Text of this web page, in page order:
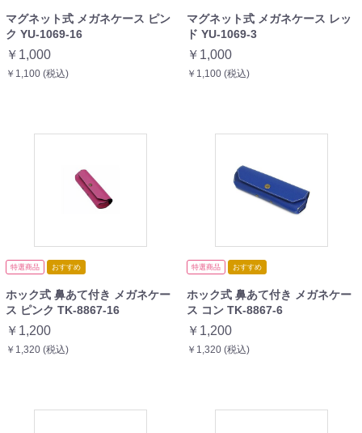
マグネット式 メガネケース ピン
ク YU-1069-16
￥1,000
￥1,100 (税込)
マグネット式 メガネケース レッ
ド YU-1069-3
￥1,000
￥1,100 (税込)
特選商品 おすすめ
ホック式 鼻あて付き メガネケー
ス ピンク TK-8867-16
￥1,200
￥1,320 (税込)
特選商品 おすすめ
ホック式 鼻あて付き メガネケー
ス コン TK-8867-6
￥1,200
￥1,320 (税込)